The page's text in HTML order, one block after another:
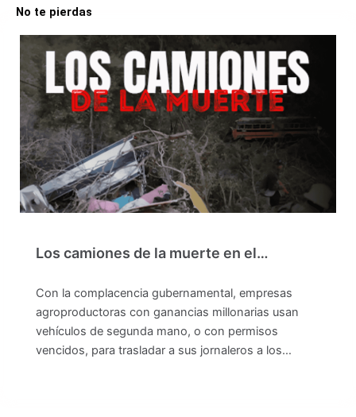
No te pierdas
Los camiones de la muerte en el…
Con la complacencia gubernamental, empresas
agroproductoras con ganancias millonarias usan
vehículos de segunda mano, o con permisos
vencidos, para trasladar a sus jornaleros a los…